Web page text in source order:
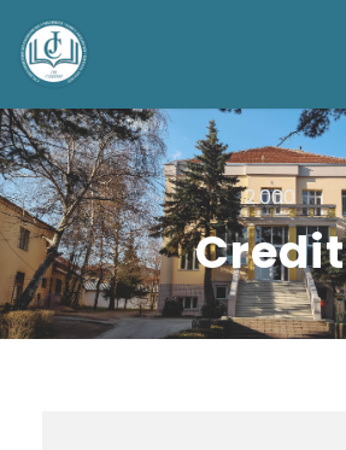
2.000
Credit